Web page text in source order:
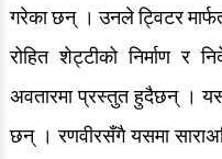
गरेका छन् । उनले ट्विटर
रोहित शेट्टीको निर्माण र
अवतारमा प्रस्तुत हुदैछन् ।
छन् । रणवीरसँगै यसमा